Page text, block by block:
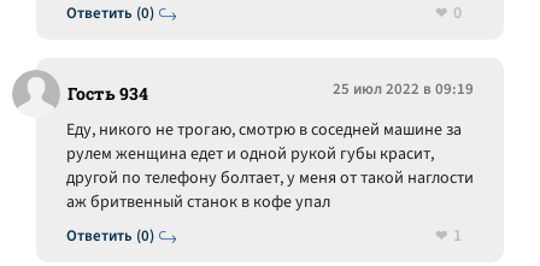
Ответить (0)
0
Гость 934 25 июл 2022 в 09:19
Ответить (0)
Еду, никого не трогаю, смотрю в соседней машине за
рулем женщина едет и одной рукой губы красит,
другой по телефону болтает, у меня от такой наглости
аж бритвенный станок в кофе упал
1